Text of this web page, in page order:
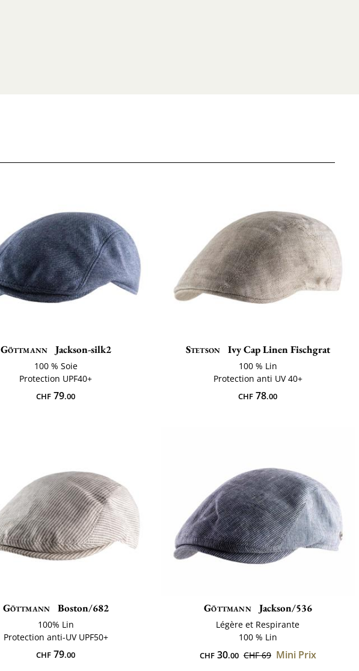
Göttmann Jackson-silk2
100 % Soie
Protection UPF40+
CHF 79.00
Stetson Ivy Cap Linen Fischgrat
100 % Lin
Protection anti UV 40+
CHF 78.00
Göttmann Boston/682
100% Lin
Protection anti-UV UPF50+
CHF 79.00
Göttmann Jackson/536
Légère et Respirante
100 % Lin
CHF30.00 CHF 69 Mini Prix